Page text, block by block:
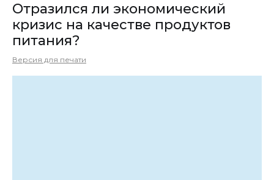
Отразился ли экономический
кризис на качестве продуктов
питания?
Версия для печати